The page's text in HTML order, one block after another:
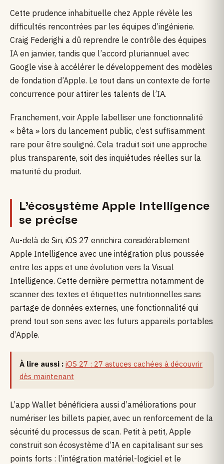
Cette prudence inhabituelle chez Apple révèle les
difficultés rencontrées par les équipes d’ingénierie.
Craig Federighi a dû reprendre le contrôle des équipes
IA en janvier, tandis que l’accord pluriannuel avec
Google vise à accélérer le développement des modèles
de fondation d’Apple. Le tout dans un contexte de forte
concurrence pour attirer les talents de l’IA.
Franchement, voir Apple labelliser une fonctionnalité
« bêta » lors du lancement public, c’est suffisamment
rare pour être souligné. Cela traduit soit une approche
plus transparente, soit des inquiétudes réelles sur la
maturité du produit.
L’écosystème Apple Intelligence
se précise
Au-delà de Siri, iOS 27 enrichira considérablement
Apple Intelligence avec une intégration plus poussée
entre les apps et une évolution vers la Visual
Intelligence. Cette dernière permettra notamment de
scanner des textes et étiquettes nutritionnelles sans
partage de données externes, une fonctionnalité qui
prend tout son sens avec les futurs appareils portables
d’Apple.
À lire aussi : iOS 27 : 27 astuces cachées à découvrir
dès maintenant
L’app Wallet bénéficiera aussi d’améliorations pour
numériser les billets papier, avec un renforcement de la
sécurité du processus de scan. Petit à petit, Apple
construit son écosystème d’IA en capitalisant sur ses
points forts : l’intégration matériel-logiciel et le